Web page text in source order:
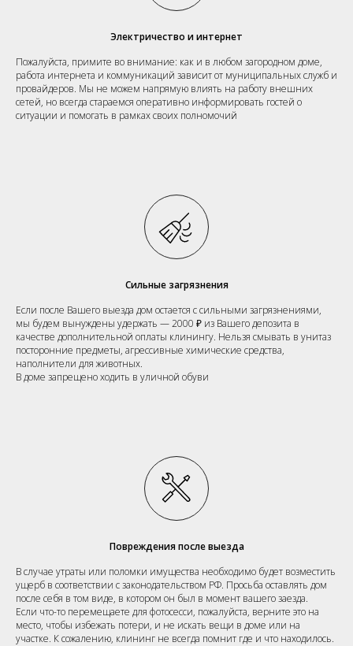
Электричество и интернет
Пожалуйста, примите во внимание: как и в любом загородном доме,
работа интернета и коммуникаций зависит от муниципальных служб и
провайдеров. Мы не можем напрямую влиять на работу внешних
сетей, но всегда стараемся оперативно информировать гостей о
ситуации и помогать в рамках своих полномочий
Сильные загрязнения
Если после Вашего выезда дом остается с сильными загрязнениями,
мы будем вынуждены удержать — 2000 ₽ из Вашего депозита в
качестве дополнительной оплаты клинингу. Нельзя смывать в унитаз
посторонние предметы, агрессивные химические средства,
наполнители для животных.
В доме запрещено ходить в уличной обуви
Повреждения после выезда
В случае утраты или поломки имущества необходимо будет возместить
ущерб в соответствии с законодательством РФ. Просьба оставлять дом
после себя в том виде, в котором он был в момент вашего заезда.
Если что-то перемещаете для фотосесси, пожалуйста, верните это на
место, чтобы избежать потери, и не искать вещи в доме или на
участке. К сожалению, клининг не всегда помнит где и что находилось.